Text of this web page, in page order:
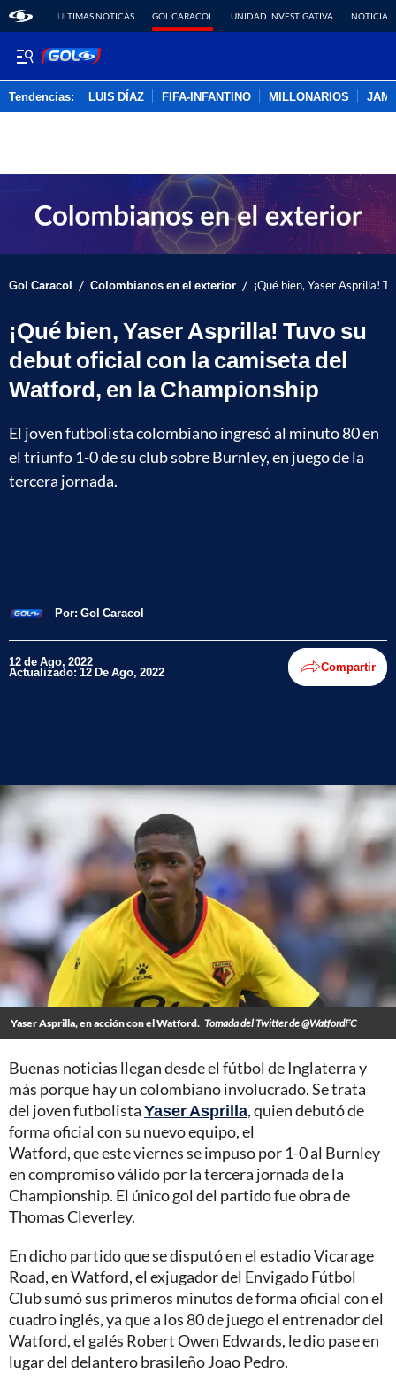
ÚLTIMAS NOTICAS GOL CARACOL UNIDAD INVESTIGATIVA NOTICIAS
Tendencias: LUIS DÍAZ FIFA-INFANTINO MILLONARIOS
Gol Caracol / Colombianos en el exterior / ¡Qué bien, Yaser Asprilla!
¡Qué bien, Yaser Asprilla! Tuvo su
debut oficial con la camiseta del
Watford, en la Championship
El joven futbolista colombiano ingresó al minuto 80 en
el triunfo 1-0 de su club sobre Burnley, en juego de la
tercera jornada.
Por: Gol Caracol
12 de Ago, 2022
Actualizado: 12 De Ago, 2022 Compartir
Yaser Asprilla, en acción con el Watford. Tomada del Twitter de @WatfordFC
Buenas noticias llegan desde el fútbol de Inglaterra y
más porque hay un colombiano involucrado. Se trata
del joven futbolistaYaser Asprilla, quien debutó de
forma oficial con su nuevo equipo, el
Watford, que este viernes se impuso por 1-0 al Burnley
en compromiso válido por la tercera jornada de la
Championship. El único gol del partido fue obra de
Thomas Cleverley.
En dicho partido que se disputó en el estadio Vicarage
Road, en Watford, el exjugador del Envigado Fútbol
Club sumó sus primeros minutos de forma oficial con el
cuadro inglés, ya que a los 80 de juego el entrenador del
Watford, el galés Robert Owen Edwards, le dio pase en
lugar del delantero brasileño Joao Pedro.